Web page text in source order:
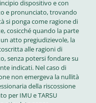
dispositivo e con
e pronunciato, trovando
si ponga come ragione di
cosicché quando la parte
atto pregiudizievole, la
alle ragioni di
senza potersi fondare su
indicati. Nel caso di
non emergeva la nullità
della riscossione
per IMU e TARSU